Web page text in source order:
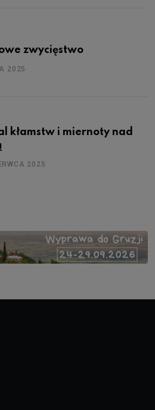
zwycięstwo
2025
kłamstw i miernoty nad
2025